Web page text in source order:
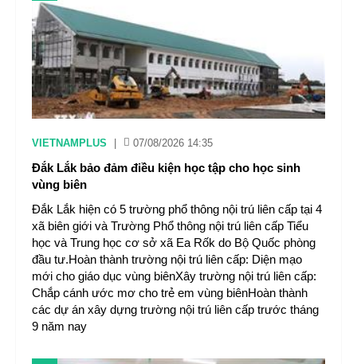
VIETNAMPLUS 07/08/2026 14:35
Đắk Lắk bảo đảm điều kiện học tập cho học sinh
vùng biên
Đắk Lắk hiện có 5 trường phổ thông nội trú liên cấp tại 4
xã biên giới và Trường Phổ thông nội trú liên cấp Tiểu
học và Trung học cơ sở xã Ea Rốk do Bộ Quốc phòng
đầu tư.Hoàn thành trường nội trú liên cấp: Diện mạo
mới cho giáo dục vùng biênXây trường nội trú liên cấp:
Chắp cánh ước mơ cho trẻ em vùng biênHoàn thành
các dự án xây dựng trường nội trú liên cấp trước tháng
9 năm nay